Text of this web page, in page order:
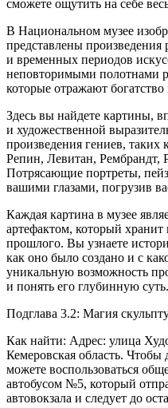
сможете ощутить на себе
В Национальном музее
представлены
и временных периодов
неповторимыми полотнами
которые отражают
Здесь вы найдете картины,
и художественной
произведения гениев,
Репин, Левитан, Рембрандт,
Потрясающие портреты,
вашими глазами, погрузив
Каждая картина в музее
артефактом, который хранит
прошлого. Вы узнаете
как оно было создано и с
уникальную возможность
и понять его глубинную суть.
Подглава 3.2: Магия
Как найти: Адрес: улица
Кемеровская область.
можете воспользоваться
автобусом №5, который
автовокзала и следует до